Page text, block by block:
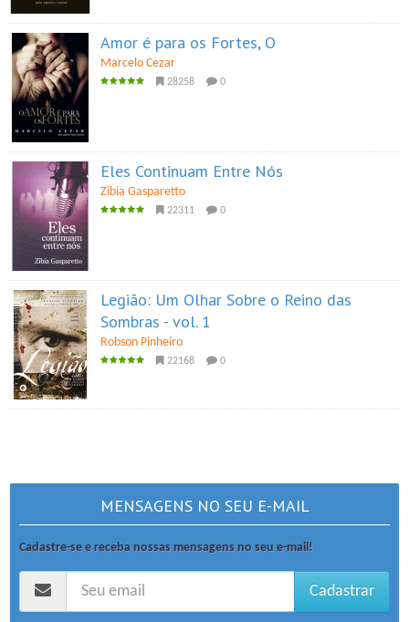
Amor é para os Fortes, O
Marcelo Cezar
28258 0
Eles Continuam Entre Nós
Zibia Gasparetto
22311 0
Legião: Um Olhar Sobre o Reino das
Sombras - vol. 1
Robson Pinheiro
22168 0
MENSAGENS NO SEU E-MAIL
Cadastre-se e receba nossas mensagens no seu e-mail!
Cadastrar